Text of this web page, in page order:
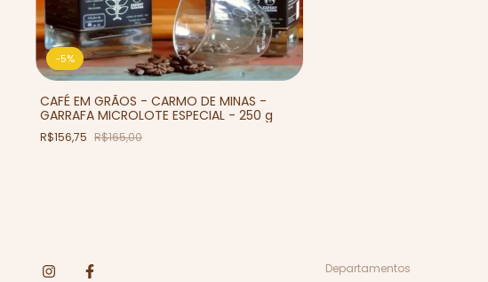
-5%
CAFÉ EM GRÃOS - CARMO DE MINAS -
GARRAFA MICROLOTE ESPECIAL - 250 g
R$156,75 R$165,00
Departamentos